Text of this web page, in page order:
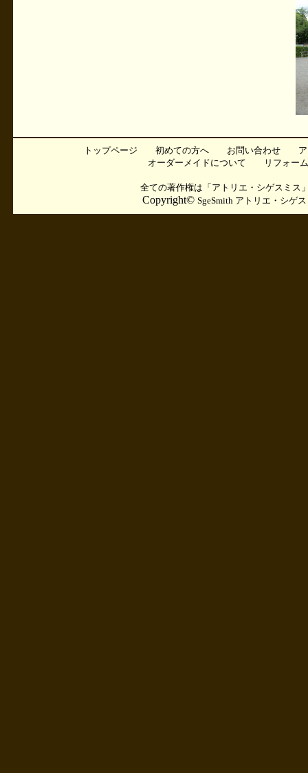
トップページ 初めての方へ お問い合わせ
オーダーメイドについて
リフォー
全ての著作権は「アトリエ・シゲスミス
Copyright© SgeSmith アトリエ・シ